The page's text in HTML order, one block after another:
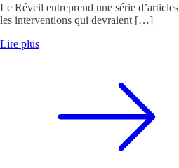
Le Réveil entreprend une série
les interventions qui devraient […]
Lire plus